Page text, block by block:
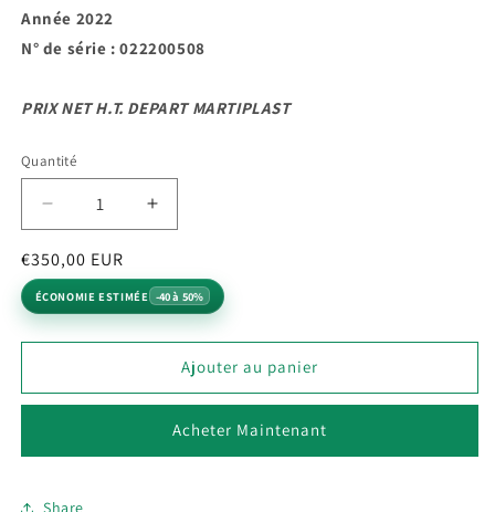
Année 2022
N° de série : 022200508
PRIX NET H.T. DEPART MARTIPLAST
Quantité
Quantité
Réduire
la
quantité
de
CHARGEUR
MORETTO
Augmenter
la
de
CHARGEUR
MORETTO
Prix
habituel
Prix
promotionnel
€350,00 EUR
ÉCONOMIE ESTIMÉE -40 à 50%
Ajouter au panier
Acheter Maintenant
Share